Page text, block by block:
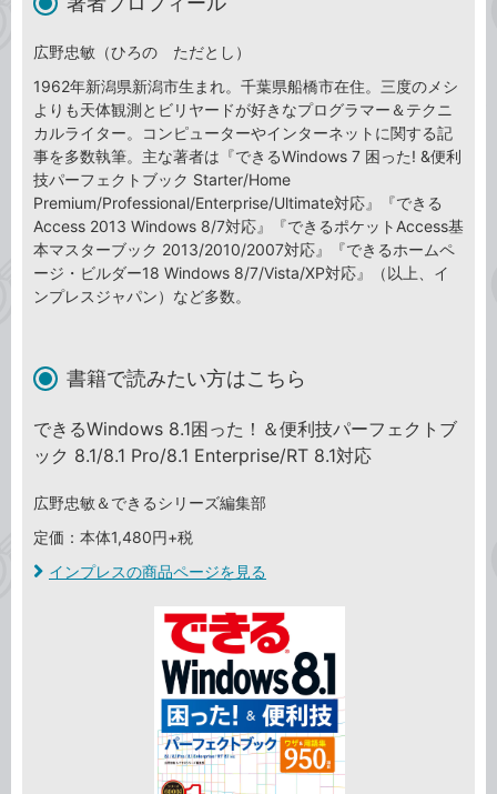
広野忠敏（ひろの ただとし）
1962年新潟県新潟市生まれ。千葉県船橋市在住。三度のメシ
よりも天体観測とビリヤードが好きなプログラマー＆テクニ
カルライター。コンピューターやインターネットに関する記
事を多数執筆。主な著者は『できるWindows 7 困った! &便利
技パーフェクトブック Starter/Home
Premium/Professional/Enterprise/Ultimate対応』『できる
Access 2013 Windows 8/7対応』『できるポケットAccess基
本マスターブック 2013/2010/2007対応』『できるホームペ
ージ・ビルダー18 Windows 8/7/Vista/XP対応』（以上、イ
ンプレスジャパン）など多数。
書籍で読みたい方はこちら
できるWindows 8.1困った！＆便利技パーフェクトブ
ック 8.1/8.1 Pro/8.1 Enterprise/RT 8.1対応
広野忠敏＆できるシリーズ編集部
定価：本体1,480円+税
インプレスの商品ページを見る